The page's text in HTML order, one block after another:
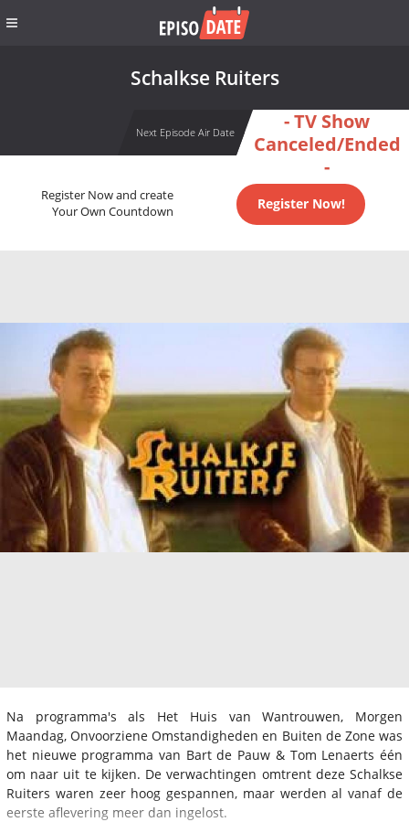
Schalkse Ruiters
Next Episode Air Date
- TV Show
Canceled/Ended
-
Register Now and create
Your Own Countdown
Register Now!
Na programma's als Het Huis van Wantrouwen, Morgen
Maandag, Onvoorziene Omstandigheden en Buiten de Zone was
het nieuwe programma van Bart de Pauw & Tom Lenaerts één
om naar uit te kijken. De verwachtingen omtrent deze Schalkse
Ruiters waren zeer hoog gespannen, maar werden al vanaf de
eerste aflevering meer dan ingelost.